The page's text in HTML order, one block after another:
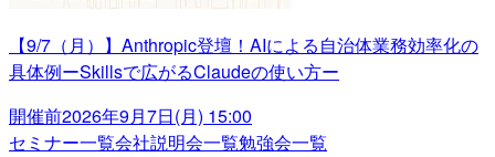
【9/7（月）】Anthropic登壇！AIによる自治体業務効率化の
具体例ーSkillsで広がるClaudeの使い方ー
開催前2026年9月7日(月) 15:00
セミナー一覧会社説明会一覧勉強会一覧